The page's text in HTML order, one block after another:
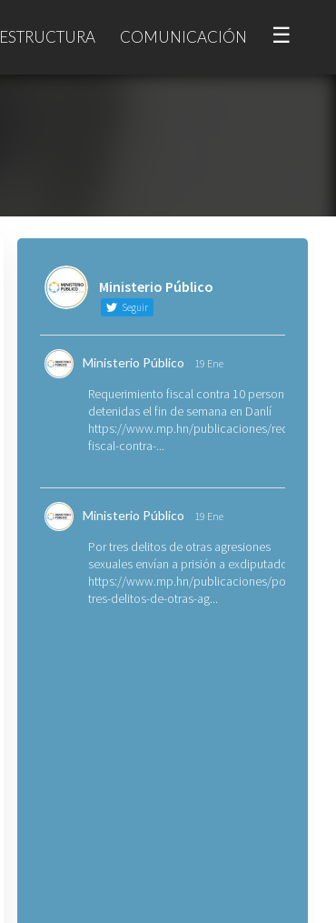
ESTRUCTURA COMUNICACIÓN ☰
Ministerio Público
Seguir
Ministerio Público 19 Ene
Requerimiento fiscal contra 10 personas
detenidas el fin de semana en Danlí
https://www.mp.hn/publicaciones/
fiscal-contra-...
Ministerio Público 19 Ene
Por tres delitos de otras agresiones
sexuales envían a prisión a exdiputado
https://www.mp.hn/publicaciones/por-
tres-delitos-de-otras-ag...